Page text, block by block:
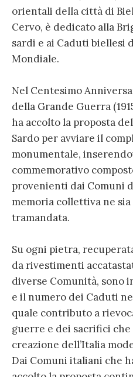
orientali della città di
Cervo, è dedicato alla
sardi e ai Caduti biellesi
Mondiale.
Nel Centesimo
della Grande Guerra
ha accolto la proposta
Sardo per avviare il
monumentale,
commemorativo
provenienti dai Comuni
memoria collettiva ne
tramandata.
Su ogni pietra,
da rivestimenti
diverse Comunità, sono
e il numero dei Caduti
quale contributo a
guerre e dei sacrifici
creazione dell’Italia
Dai Comuni italiani che